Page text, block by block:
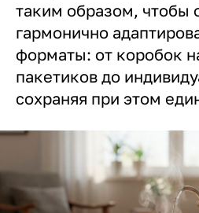
таким образом, чтобы
гармонично
форматы: от коробок
пакетиков до
сохраняя при этом